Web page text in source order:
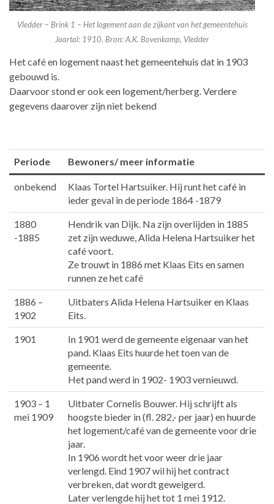
Vledder – Brink 1 – Het logement aan de zijkant van het gemeentehuis
Jaartal: 1910. Bron: A.K. Bovenkamp, Vledder
Het café en logement naast het gemeentehuis dat in 1903
gebouwd is.
Daarvoor stond er ook een logement/herberg. Verdere
gegevens daarover zijn niet bekend
Periode Bewoners/ meer informatie
onbekend
Klaas Tortel Hartsuiker. Hij runt het café in
ieder geval in de periode 1864 -1879
1880
-1885
Hendrik van Dijk. Na zijn overlijden in 1885
zet zijn weduwe, Alida Helena Hartsuiker het
café voort.
Ze trouwt in 1886 met Klaas Eits en samen
runnen ze het café
1886 –
1902
Uitbaters Alida Helena Hartsuiker en Klaas
Eits.
1901
In 1901 werd de gemeente eigenaar van het
pand. Klaas Eits huurde het toen van de
gemeente.
Het pand werd in 1902- 1903 vernieuwd.
1903 – 1
mei 1909
Uitbater Cornelis Bouwer. Hij schrijft als
hoogste bieder in (fl. 282,- per jaar) en huurde
het logement/café van de gemeente voor drie
jaar.
In 1906 wordt het voor weer drie jaar
verlengd. Eind 1907 wil hij het contract
verbreken, dat wordt geweigerd.
Later verlengde hij het tot 1 mei 1912.